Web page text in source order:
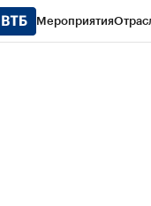
Мероприятия